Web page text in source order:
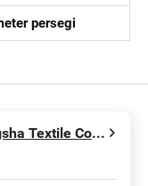
persegi
Guangzhou Xingsha Textile Co., Ltd.